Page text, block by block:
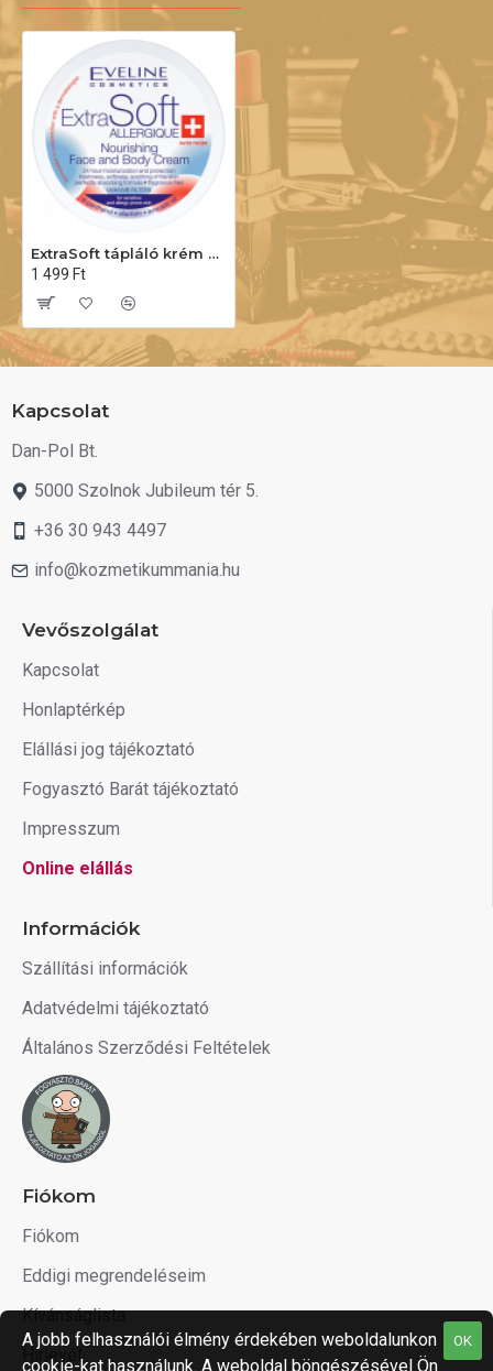
ExtraSoft tápláló krém érzékeny bőrre 200ml
1 499 Ft
Kapcsolat
Dan-Pol Bt.
5000 Szolnok Jubileum tér 5.
+36 30 943 4497
info@kozmetikummania.hu
Vevőszolgálat
Kapcsolat
Honlaptérkép
Elállási jog tájékoztató
Fogyasztó Barát tájékoztató
Impresszum
Online elállás
Információk
Szállítási információk
Adatvédelmi tájékoztató
Általános Szerződési Feltételek
Fiókom
Fiókom
Eddigi megrendeléseim
Kívánságlista
Hírlevél
OK
A jobb felhasználói élmény érdekében weboldalunkon
cookie-kat használunk. A weboldal böngészésével Ön